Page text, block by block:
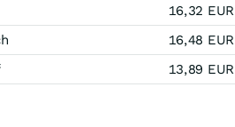
16,32 EUR
16,48 EUR
13,89 EUR